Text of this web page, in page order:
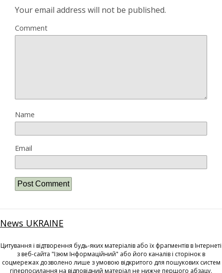
Your email address will not be published.
Comment
Name
Email
News UKRAINE
Цитування і відтворення будь-яких матеріалів або їх фрагментів в Інтернеті
з веб-сайта "Ізюм Інформаційний" або його каналів і сторінок в
соцмережах дозволено лише з умовою відкритого для пошукових систем
гіперпосилання на відповідний матеріал не нижче першого абзацу.